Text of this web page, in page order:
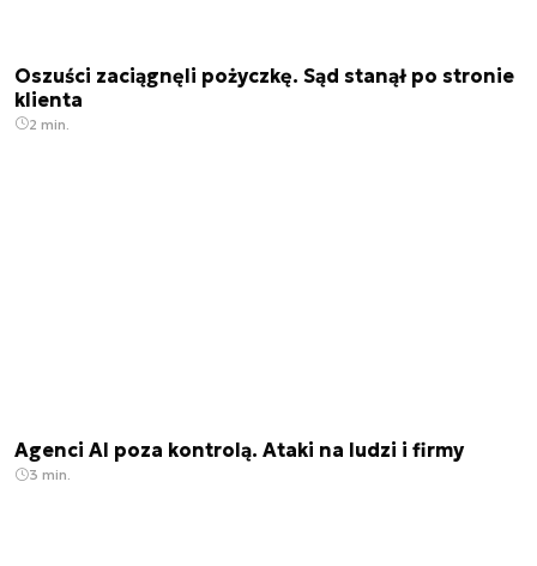
Oszuści zaciągnęli pożyczkę. Sąd stanął po stronie
klienta
2 min.
Agenci AI poza kontrolą. Ataki na ludzi i firmy
3 min.